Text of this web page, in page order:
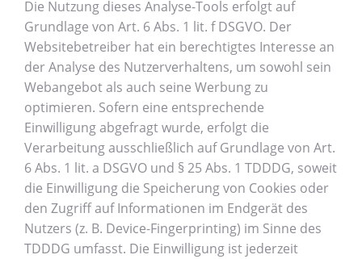
Die Nutzung dieses Analyse-Tools erfolgt auf
Grundlage von Art. 6 Abs. 1 lit. f DSGVO. Der
Websitebetreiber hat ein berechtigtes Interesse an
der Analyse des Nutzerverhaltens, um sowohl sein
Webangebot als auch seine Werbung zu
optimieren. Sofern eine entsprechende
Einwilligung abgefragt wurde, erfolgt die
Verarbeitung ausschließlich auf Grundlage von Art.
6 Abs. 1 lit. a DSGVO und § 25 Abs. 1 TDDDG, soweit
die Einwilligung die Speicherung von Cookies oder
den Zugriff auf Informationen im Endgerät des
Nutzers (z. B. Device-Fingerprinting) im Sinne des
TDDDG umfasst. Die Einwilligung ist jederzeit